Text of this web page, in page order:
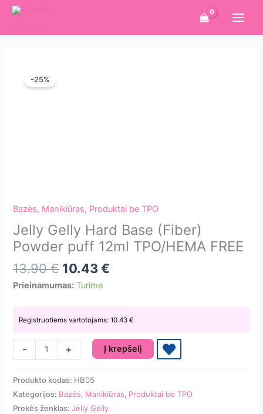
Pereiti
turinio
-25%
Bazės, Manikiūras, Produktai be TPO
Jelly Gelly Hard Base (Fiber)
Powder puff 12ml TPO/HEMA FREE
13.90€ 10.43€
Prieinamumas: Turime
Registruotiems vartotojams:10.43€
-
produkto
kiekis:
Hard
+ Į krepšelį
Produkto kodas: HB05
Kategorijos: Bazės, Manikiūras, Produktai be TPO
Prekės ženklas:Jelly Gelly